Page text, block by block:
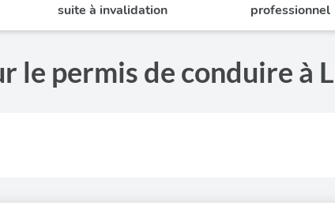
suite à invalidation
professionnel
le permis de conduire à